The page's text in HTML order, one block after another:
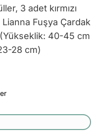
3 adet kırmızı
Fuşya Çardak
40-45 cm
28 cm)